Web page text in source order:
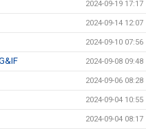
2024-09-19 17:17
2024-09-14 12:07
2024-09-10 07:56
2024-09-08 09:48
2024-09-06 08:28
2024-09-04 10:55
2024-09-04 08:17